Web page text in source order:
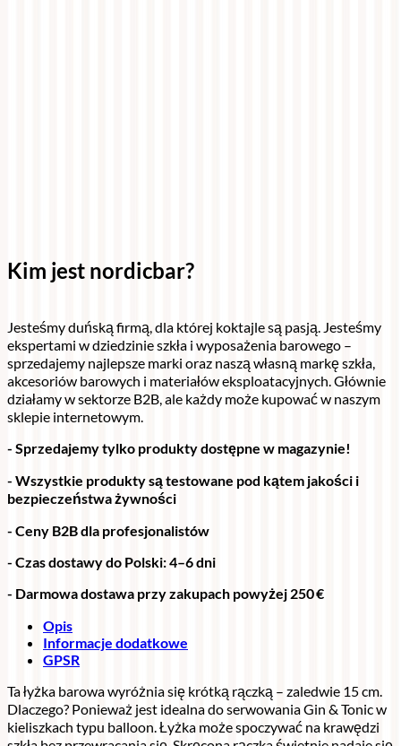
Kim jest nordicbar?
Jesteśmy duńską firmą, dla której koktajle są pasją. Jesteśmy
ekspertami w dziedzinie szkła i wyposażenia barowego –
sprzedajemy najlepsze marki oraz naszą własną markę szkła,
akcesoriów barowych i materiałów eksploatacyjnych. Głównie
działamy w sektorze B2B, ale każdy może kupować w naszym
sklepie internetowym.
- Sprzedajemy tylko produkty dostępne w magazynie!
- Wszystkie produkty są testowane pod kątem jakości i
bezpieczeństwa żywności
- Ceny B2B dla profesjonalistów
- Czas dostawy do Polski: 4–6 dni
- Darmowa dostawa przy zakupach powyżej 250 €
Opis
Informacje dodatkowe
GPSR
Ta łyżka barowa wyróżnia się krótką rączką – zaledwie 15 cm.
Dlaczego? Ponieważ jest idealna do serwowania Gin & Tonic w
kieliszkach typu balloon. Łyżka może spoczywać na krawędzi